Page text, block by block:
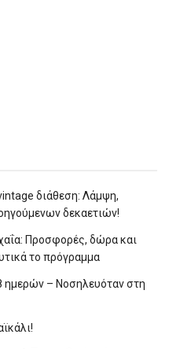
διάθεση: Λάμψη,
δεκαετιών!
Προσφορές, δώρα και
το πρόγραμμα
ημερών – Νοσηλευόταν στη